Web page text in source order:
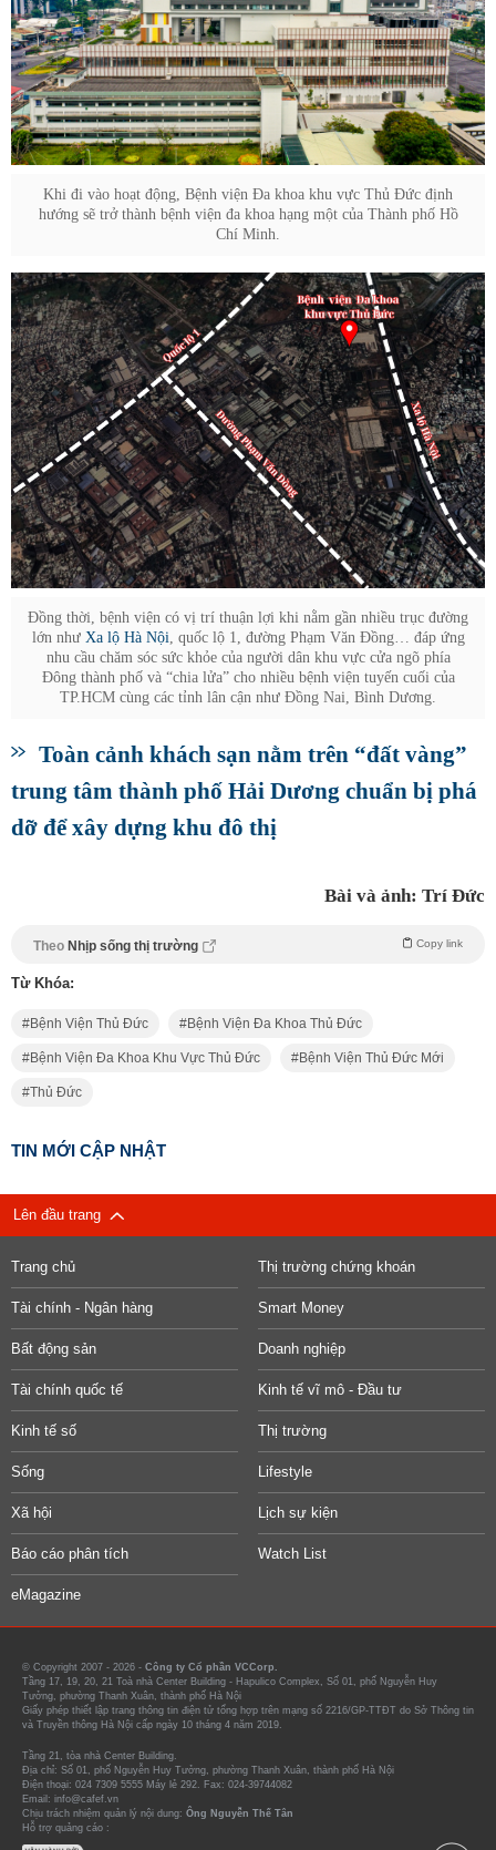
Khi đi vào hoạt động, Bệnh viện Đa khoa khu vực Thủ Đức định
hướng sẽ trở thành bệnh viện đa khoa hạng một của Thành phố Hồ
Chí Minh.
Đồng thời, bệnh viện có vị trí thuận lợi khi nằm gần nhiều trục đường
lớn như Xa lộ Hà Nội, quốc lộ 1, đường Phạm Văn Đồng… đáp ứng
nhu cầu chăm sóc sức khỏe của người dân khu vực cửa ngõ phía
Đông thành phố và “chia lửa” cho nhiều bệnh viện tuyến cuối của
TP.HCM cùng các tỉnh lân cận như Đồng Nai, Bình Dương.
Toàn cảnh khách sạn nằm trên “đất vàng”
trung tâm thành phố Hải Dương chuẩn bị phá
dỡ để xây dựng khu đô thị
Bài và ảnh: Trí Đức
Theo Nhịp sống thị trường Copy link
Từ Khóa:
Bệnh Viện Thủ Đức Bệnh Viện Đa Khoa Thủ Đức
Bệnh Viện Đa Khoa Khu Vực Thủ Đức Bệnh Viện Thủ Đức Mới
Thủ Đức
TIN MỚI CẬP NHẬT
Lên đầu trang
Trang chủ Thị trường chứng khoán
Tài chính - Ngân hàng Smart Money
Bất động sản Doanh nghiệp
Tài chính quốc tế Kinh tế vĩ mô - Đầu tư
Kinh tế số Thị trường
Sống Lifestyle
Xã hội Lịch sự kiện
Báo cáo phân tích Watch List
eMagazine
© Copyright 2007 - 2026 - Công ty Cổ phần VCCorp.
Tầng 17, 19, 20, 21 Toà nhà Center Building - Hapulico Complex, Số 01, phố Nguyễn Huy
Tưởng, phường Thanh Xuân, thành phố Hà Nội
Giấy phép thiết lập trang thông tin điện tử tổng hợp trên mạng số 2216/GP-TTĐT do Sở Thông tin
và Truyền thông Hà Nội cấp ngày 10 tháng 4 năm 2019.
Tầng 21, tòa nhà Center Building.
Địa chỉ: Số 01, phố Nguyễn Huy Tưởng, phường Thanh Xuân, thành phố Hà Nội
Điện thoại: 024 7309 5555 Máy lẻ 292. Fax: 024-39744082
Email: info@cafef.vn
Chịu trách nhiệm quản lý nội dung: Ông Nguyễn Thế Tân
Hỗ trợ quảng cáo :